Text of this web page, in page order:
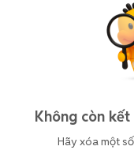
Không còn
Hãy xóa một